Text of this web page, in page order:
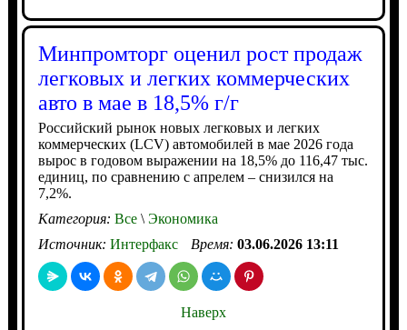
Минпромторг оценил рост продаж
легковых и легких коммерческих
авто в мае в 18,5% г/г
Российский рынок новых легковых и легких
коммерческих (LCV) автомобилей в мае 2026 года
вырос в годовом выражении на 18,5% до 116,47 тыс.
единиц, по сравнению с апрелем – снизился на
7,2%.
Категория: Все\Экономика
Источник: Интерфакс Время: 03.06.2026 13:11
Наверх